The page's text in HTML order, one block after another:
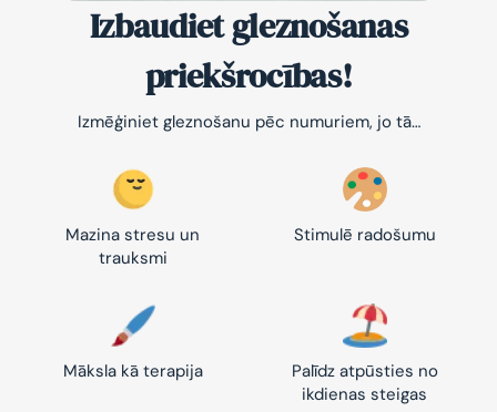
Izbaudiet gleznošanas
priekšrocības!
Izmēģiniet gleznošanu pēc numuriem, jo tā…
Mazina stresu un
trauksmi
Stimulē radošumu
Māksla kā terapija
Palīdz atpūsties no
ikdienas steigas